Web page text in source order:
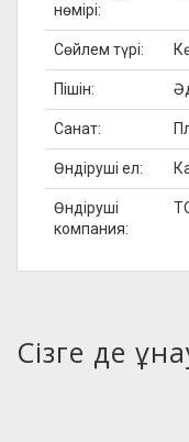
нөмірі:
Сөйлем түрі:
Пішін:
Санат:
Өндіруші ел:
Өндіруші
компания:
Сізге де